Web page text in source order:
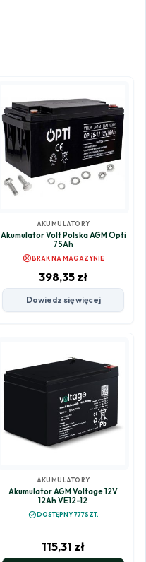
AKUMULATORY
Akumulator Volt Polska AGM Opti
75Ah
cancelBRAK NA MAGAZYNIE
398,35 zł
Dowiedz się więcej
AKUMULATORY
Akumulator AGM Voltage 12V
12Ah VE12-12
check_circleDOSTĘPNY 777SZT.
115,31 zł